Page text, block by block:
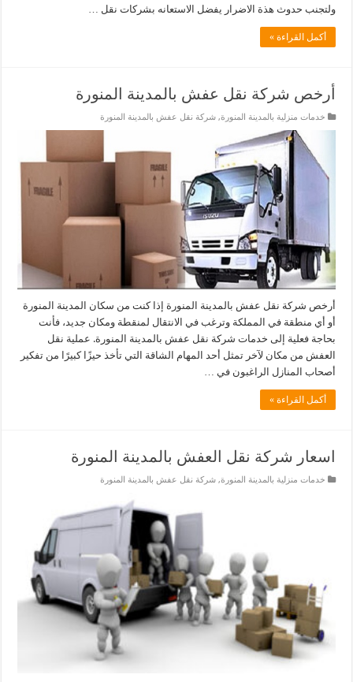
ولتجنب حدوث هذة الاضرار يفضل الاستعانه بشركات نقل …
أكمل القراءة »
أرخص شركة نقل عفش بالمدينة المنورة
خدمات منزلية بالمدينة المنورة,شركة نقل عفش بالمدينة المنورة
أرخص شركة نقل عفش بالمدينة المنورة إذا كنت من سكان المدينة المنورة
أو أي منطقة في المملكة وترغب في الانتقال لمنقطة ومكان جديد، فأنت
بحاجة فعلية إلى خدمات شركة نقل عفش بالمدينة المنورة. عملية نقل
العفش من مكان لآخر تمثل أحد المهام الشاقة التي تأخذ حيزًا كبيرًا من تفكير
أصحاب المنازل الراغبون في …
أكمل القراءة »
اسعار شركة نقل العفش بالمدينة المنورة
خدمات منزلية بالمدينة المنورة,شركة نقل عفش بالمدينة المنورة